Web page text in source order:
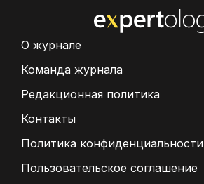
О журнале
Команда журнала
Редакционная политика
Контакты
Политика конфиденциальности
Пользовательское соглашение